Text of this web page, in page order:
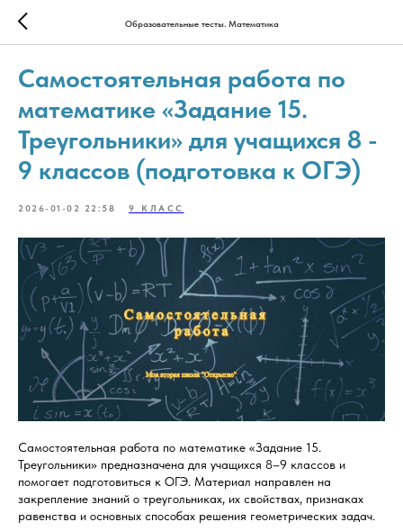
Образовательные тесты. Математика
Самостоятельная работа по
математике «Задание 15.
Треугольники» для учащихся 8 -
9 классов (подготовка к ОГЭ)
2026-01-02 22:58 9 КЛАСС
Самостоятельная работа по математике «Задание 15.
Треугольники» предназначена для учащихся 8–9 классов и
помогает подготовиться к ОГЭ. Материал направлен на
закрепление знаний о треугольниках, их свойствах, признаках
равенства и основных способах решения геометрических задач.